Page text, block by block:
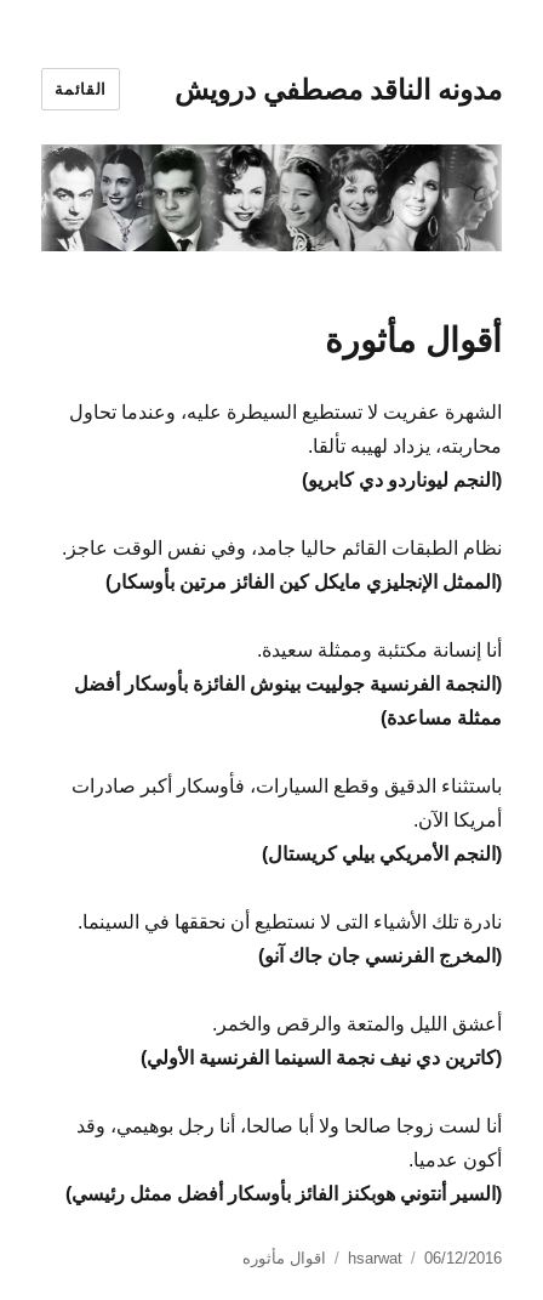
مدونه الناقد مصطفي درويش القائمة
أقوال مأثورة
الشهرة عفريت لا تستطيع السيطرة عليه، وعندما تحاول
محاربته، يزداد لهيبه تألقا.
(النجم ليوناردو دي كابريو)
نظام الطبقات القائم حاليا جامد، وفي نفس الوقت عاجز.
(الممثل الإنجليزي مايكل كين الفائز مرتين بأوسكار)
أنا إنسانة مكتئبة وممثلة سعيدة.
(النجمة الفرنسية جولييت بينوش الفائزة بأوسكار أفضل
ممثلة مساعدة)
باستثناء الدقيق وقطع السيارات، فأوسكار أكبر صادرات
أمريكا الآن.
(النجم الأمريكي بيلي كريستال)
نادرة تلك الأشياء التى لا نستطيع أن نحققها في السينما.
(المخرج الفرنسي جان جاك آنو)
أعشق الليل والمتعة والرقص والخمر.
(كاترين دي نيف نجمة السينما الفرنسية الأولي)
أنا لست زوجا صالحا ولا أبا صالحا، أنا رجل بوهيمي، وقد
أكون عدميا.
(السير أنتوني هوبكنز الفائز بأوسكار أفضل ممثل رئيسي)
الكاتب hsarwat
نُشرت 06/12/2016 التصنيفات
اقوال مأثوره